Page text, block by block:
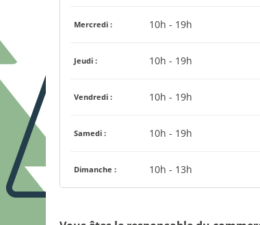
Mercredi : 10h - 19h
Jeudi : 10h - 19h
Vendredi : 10h - 19h
Samedi : 10h - 19h
Dimanche : 10h - 13h